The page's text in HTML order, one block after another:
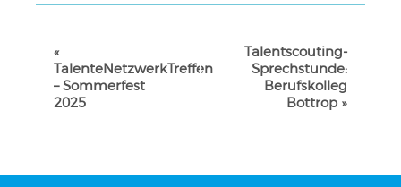
NAVIGATION
«
TalenteNetzwerkTreffen
– Sommerfest
2025
Talentscouting-
Sprechstunde:
Berufskolleg
Bottrop »